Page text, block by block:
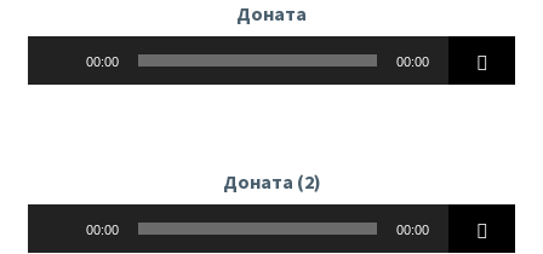
Доната
00:00 00:00
Доната (2)
00:00 00:00